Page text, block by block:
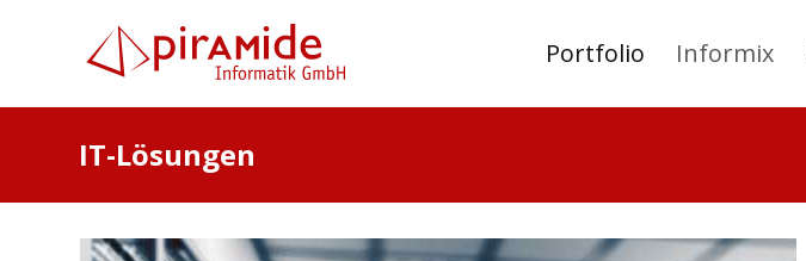
Portfolio Informix
IT-Lösungen